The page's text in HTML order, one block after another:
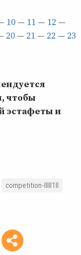
10 — 11 — 12 —
20 — 21 — 22 — 23
чтобы
эстафеты и
competition-lllll1ll